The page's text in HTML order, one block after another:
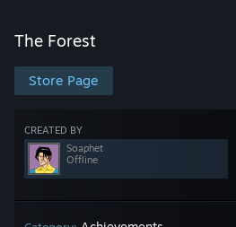
Store
Community
About
The Forest
Store Page
CREATED BY
Soaphet
Offline
The Forest
The Forest >